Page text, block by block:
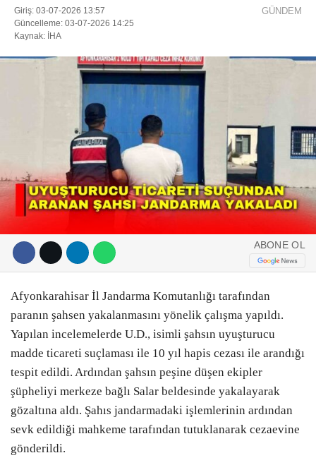
Youtube
ÇEVRE
RESMI İLANLAR
E-GAZETE
CANLI YAYIN
Giriş: 03-07-2026 13:57
Güncelleme: 03-07-2026 14:25
Kaynak: İHA
GÜNDEM
ABONE OL
Afyonkarahisar İl Jandarma Komutanlığı tarafından
paranın şahsen yakalanmasını yönelik çalışma yapıldı.
Yapılan incelemelerde U.D., isimli şahsın uyuşturucu
madde ticareti suçlaması ile 10 yıl hapis cezası ile arandığı
tespit edildi. Ardından şahsın peşine düşen ekipler
şüpheliyi merkeze bağlı Salar beldesinde yakalayarak
gözaltına aldı. Şahıs jandarmadaki işlemlerinin ardından
sevk edildiği mahkeme tarafından tutuklanarak cezaevine
gönderildi.